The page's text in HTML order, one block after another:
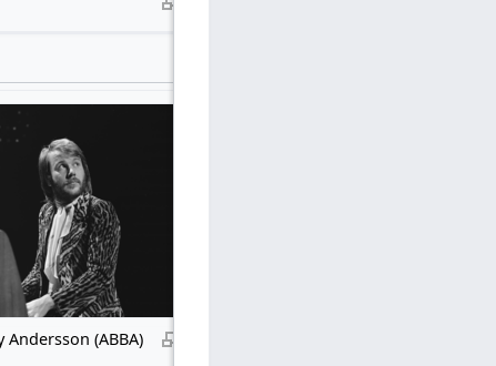
Andersson (ABBA)